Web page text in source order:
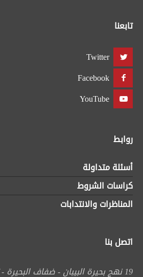
تابعنا
Twitter
Facebook
YouTube
روابط
أسئلة متداولة
كراسات الشروط
المناظرات والانتدابات
اتصل بنا
19 نهج بحيرة البيبان - ضفاف البحيرة - تونس